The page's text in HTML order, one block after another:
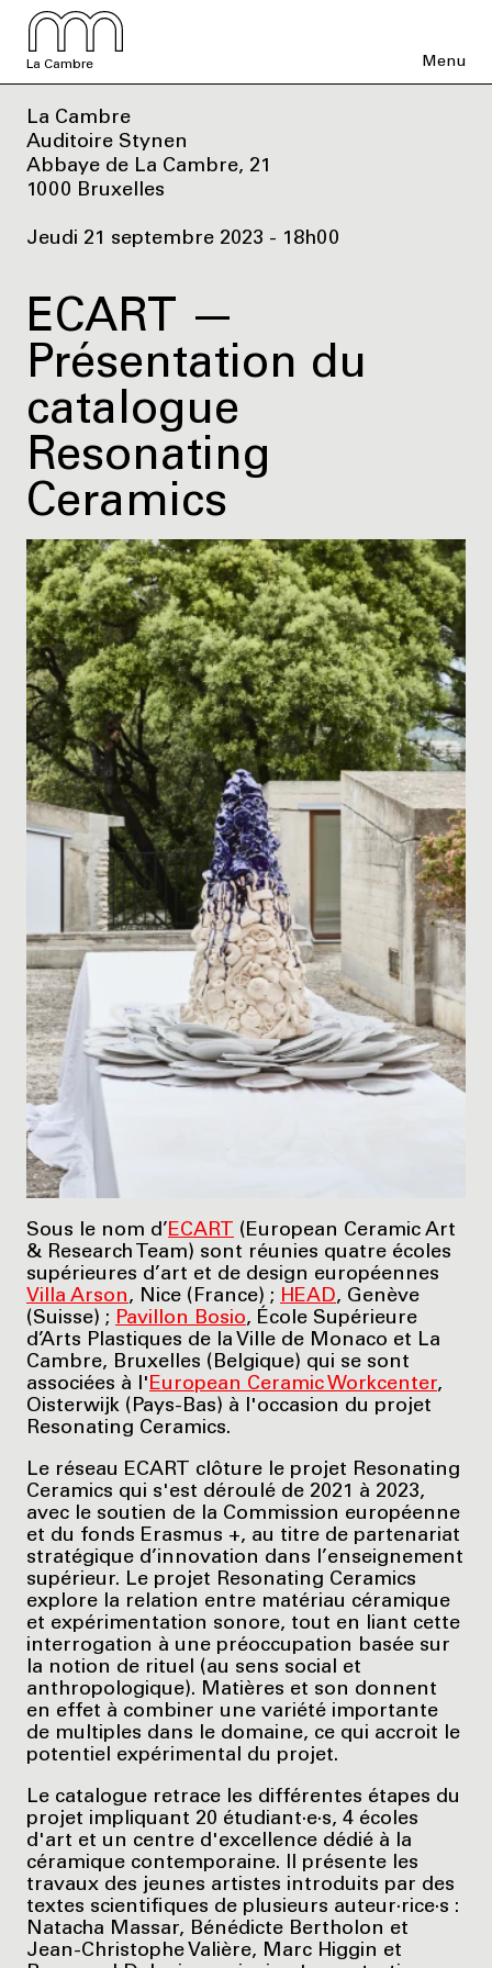
La Cambre Menu
La Cambre
Auditoire Stynen
Abbaye de La Cambre, 21
1000 Bruxelles
Jeudi 21 septembre 2023 - 18h00
ECART —
Présentation du
catalogue
Resonating
Ceramics
Sous le nom d’ECART
(European Ceramic Art
& Research Team) sont réunies quatre écoles
supérieures d’art et de design européennes
Villa Arson, Nice (France) ; HEAD, Genève
(Suisse) ; Pavillon Bosio, École Supérieure
d’Arts Plastiques de la Ville de Monaco et La
Cambre, Bruxelles (Belgique) qui se sont
associées à l'European Ceramic Workcenter,
Oisterwijk (Pays-Bas) à l'occasion du projet
Resonating Ceramics.
Le réseau ECART clôture le projet Resonating
Ceramics qui s'est déroulé de 2021 à 2023,
avec le soutien de la Commission européenne
et du fonds Erasmus +, au titre de partenariat
stratégique d’innovation dans l’enseignement
supérieur. Le projet Resonating Ceramics
explore la relation entre matériau céramique
et expérimentation sonore, tout en liant cette
interrogation à une préoccupation basée sur
la notion de rituel (au sens social et
anthropologique). Matières et son donnent
en effet à combiner une variété importante
de multiples dans le domaine, ce qui accroit le
potentiel expérimental du projet.
Le catalogue retrace les différentes étapes du
projet impliquant 20 étudiant·e·s, 4 écoles
d'art et un centre d'excellence dédié à la
céramique contemporaine. Il présente les
travaux des jeunes artistes introduits par des
textes scientifiques de plusieurs auteur·rice·s :
Natacha Massar, Bénédicte Bertholon et
Jean-Christophe Valière, Marc Higgin et